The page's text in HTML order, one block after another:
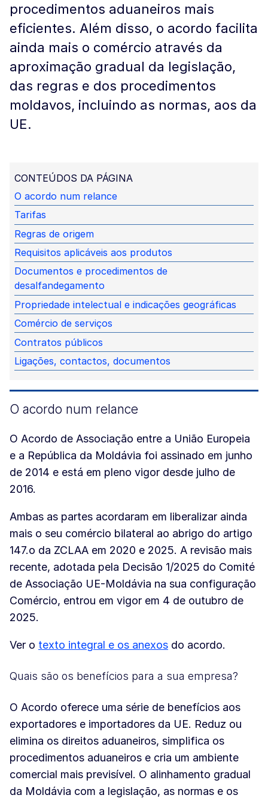
procedimentos aduaneiros mais
eficientes. Além disso, o acordo facilita
ainda mais o comércio através da
aproximação gradual da legislação,
das regras e dos procedimentos
moldavos, incluindo as normas, aos da
UE.
CONTEÚDOS DA PÁGINA
O acordo num relance
Tarifas
Regras de origem
Requisitos aplicáveis aos produtos
Documentos e procedimentos de
desalfandegamento
Propriedade intelectual e indicações geográficas
Comércio de serviços
Contratos públicos
Ligações, contactos, documentos
O acordo num relance
O Acordo de Associação entre a União Europeia
e a República da Moldávia foi assinado em junho
de 2014 e está em pleno vigor desde julho de
2016.
Ambas as partes acordaram em liberalizar ainda
mais o seu comércio bilateral ao abrigo do artigo
147.o da ZCLAA em 2020 e 2025. A revisão mais
recente, adotada pela Decisão 1/2025 do Comité
de Associação UE-Moldávia na sua configuração
Comércio, entrou em vigor em 4 de outubro de
2025.
Ver o texto integral e os anexos do acordo.
Quais são os benefícios para a sua empresa?
O Acordo oferece uma série de benefícios aos
exportadores e importadores da UE. Reduz ou
elimina os direitos aduaneiros, simplifica os
procedimentos aduaneiros e cria um ambiente
comercial mais previsível. O alinhamento gradual
da Moldávia com a legislação, as normas e os